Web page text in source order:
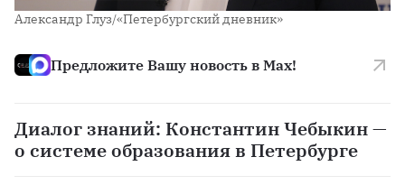
Александр Глуз/«Петербургский дневник»
Предложите Вашу новость в Max!
Диалог знаний: Константин Чебыкин —
о системе образования в Петербурге